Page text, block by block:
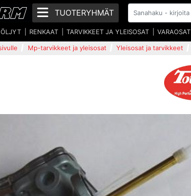
TUOTERYHMÄT
ÖLJYT RENKAAT TARVIKKEET JA YLEISOSAT VARAOSAT
Mp-tarvikkeet ja yleisosat Yleisosat ja tarvikkeet